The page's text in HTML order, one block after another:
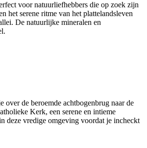
voor natuurliefhebbers die op zoek zijn
het serene ritme van het plattelandsleven
De natuurlijke mineralen en
de beroemde achtbogenbrug naar de
Kerk, een serene en intieme
deze vredige omgeving voordat je incheckt